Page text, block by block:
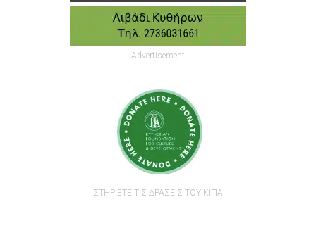
Advertisement
ΣΤΗΡΙΞΤΕ ΤΙΣ ΔΡΑΣΕΙΣ ΤΟΥ ΚΙΠΑ